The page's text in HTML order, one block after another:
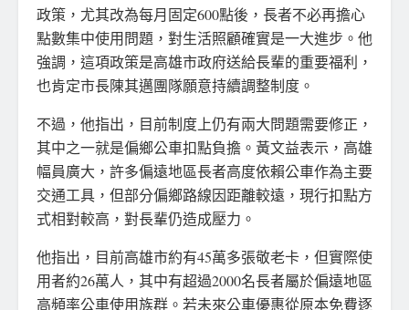
政策，尤其改為每月固定600點後，長者不必再擔心
點數集中使用問題，對生活照顧確實是一大進步。他
強調，這項政策是高雄市政府送給長輩的重要福利，
也肯定市長陳其邁團隊願意持續調整制度。
不過，他指出，目前制度上仍有兩大問題需要修正，
其中之一就是偏鄉公車扣點負擔。黃文益表示，高雄
幅員廣大，許多偏遠地區長者高度依賴公車作為主要
交通工具，但部分偏鄉路線因距離較遠，現行扣點方
式相對較高，對長輩仍造成壓力。
他指出，目前高雄市約有45萬多張敬老卡，但實際使
用者約26萬人，其中有超過2000名長者屬於偏遠地區
高頻率公車使用族群。若未來公車優惠從原本免費逐